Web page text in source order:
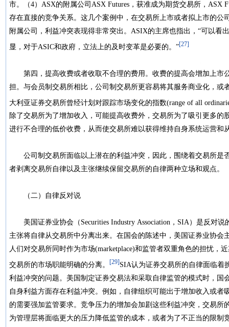
市。（4）ASX的附属公司ASX Futures，获准成为期货交易所，ASX
存在直接的竞争关系。这几个案例中，在交易所上市或者拟上市的公
附属公司，利益冲突表现得非常突出。ASIX的主席也指出，“可以看
显，对于ASIC和政府，立法上的及时变革是必要的。” [27]
第四，提高收费或者收取不合理的费用。收费的提高会增加上市
担。与会员制交易所相比，公司制交易所更容易将其服务商业化，或
大利亚证券交易所曾经计划对跟踪市场变化的指数(range of all
除了交易所为了增加收入，可能提高收费外，交易所为了吸引更多
进行不合理的低价收费，从而使交易所难以获得维持自身系统运营
公司制交易所面临以上潜在的利益冲突，因此，围绕着交易所是
者剥离交易所自律以及主张继续保留交易所的自律两种立场和观点
（二）自律反对说
美国证券业协会（Securities Industry Association，SIA）是反对说
主张将自律从交易所中分离出来。在国会的陈述中，美国证券业协会
人们对交易所同时作为市场(marketplace)和监管者双重角色的担忧，
交易所的市场职能明确的分离。 [29] SIA认为证券交易所的自律面临着
利益冲突的问题。美国制定证券交易法和采取自律监管的模式时，国
自身利益方面存在利益冲突。例如，自律组织可能出于增加收入或
的需要强加监管要求。竞争压力的增加会加剧这些利益冲突，交易所
为管理层将面临更大的压力降低监管的成本，或者为了不正当的限制